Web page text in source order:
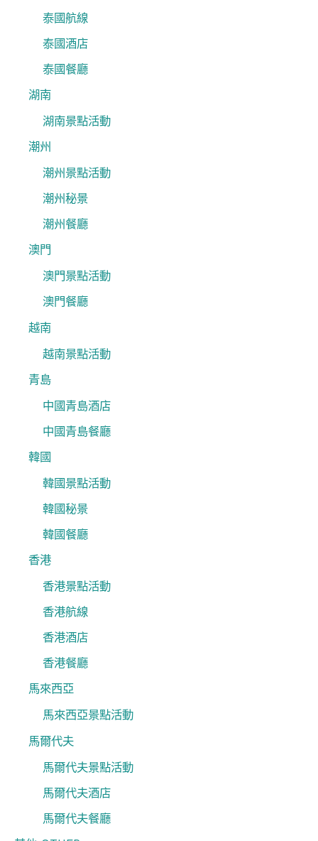
泰國航線
泰國酒店
泰國餐廳
湖南
湖南景點活動
潮州
潮州景點活動
潮州秘景
潮州餐廳
澳門
澳門景點活動
澳門餐廳
越南
越南景點活動
青島
中國青島酒店
中國青島餐廳
韓國
韓國景點活動
韓國秘景
韓國餐廳
香港
香港景點活動
香港航線
香港酒店
香港餐廳
馬來西亞
馬來西亞景點活動
馬爾代夫
馬爾代夫景點活動
馬爾代夫酒店
馬爾代夫餐廳